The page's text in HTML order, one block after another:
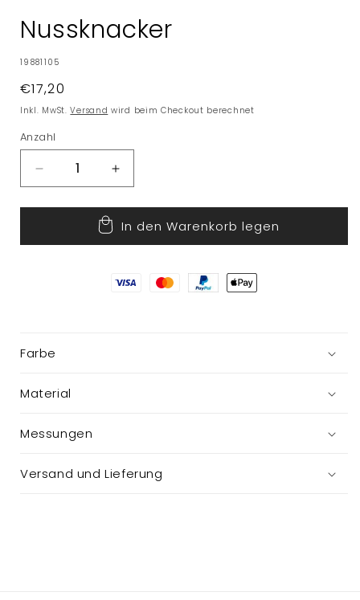
Modal
öffnen
Nussknacker
SKU:
19881105
Normaler
Preis
€17,20
Inkl. MwSt.Versand wird beim Checkout berechnet
Anzahl
Verringere
die
Menge
Nussknacker
Erhöhe
die
Menge
für
Nussknacker
In den Warenkorb legen
Farbe
Material
Messungen
Versand und Lieferung